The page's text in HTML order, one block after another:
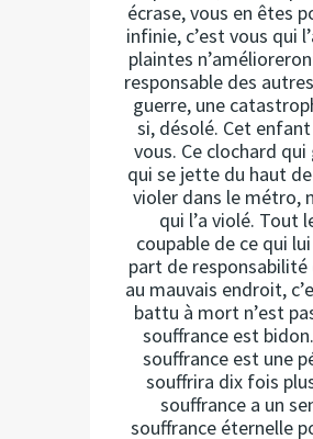
écrase, vous en êtes
infinie, c’est vous qui
plaintes
responsable des
guerre, une
si, désolé. Cet
vous. Ce clochard
qui se jette du haut
violer dans le métro,
qui l’a violé. Tout
coupable de ce qui
part de
au mauvais endroit,
battu à mort n’est
souffrance est
souffrance est une
souffrira dix fois
souffrance a un
souffrance éternelle